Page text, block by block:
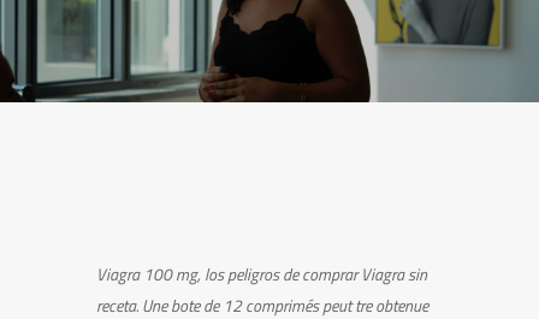
Viagra 100 mg, los peligros de comprar Viagra sin
receta. Une bote de 12 comprimés peut tre obtenue